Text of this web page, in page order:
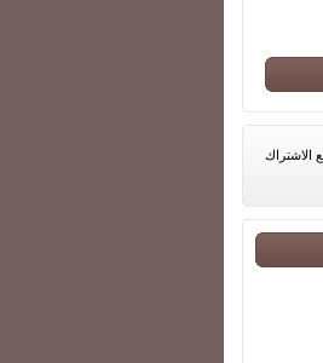
الاشتراك